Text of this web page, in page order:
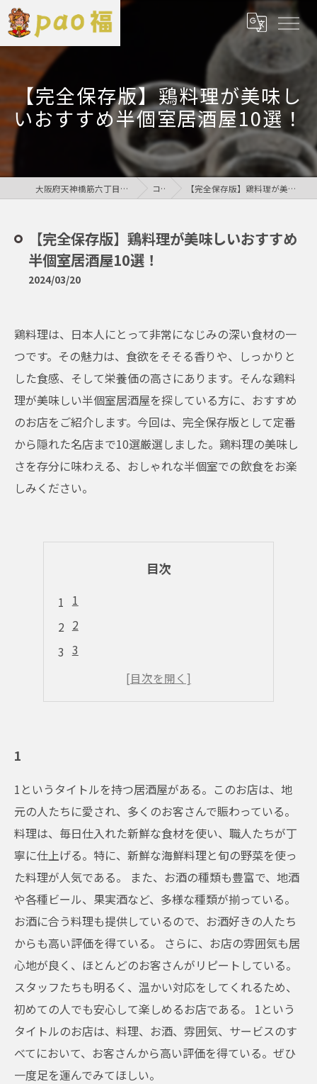
【完全保存版】鶏料理が美味し
いおすすめ半個室居酒屋10選！
大阪府天神橋筋六丁目の居酒屋なら鶏居酒屋pao福 コラム 【完全保存版】鶏料理が美味しいおすすめ半個室居酒屋10選！
【完全保存版】鶏料理が美味しいおすすめ
半個室居酒屋10選！
2024/03/20
鶏料理は、日本人にとって非常になじみの深い食材の一
つです。その魅力は、食欲をそそる香りや、しっかりと
した食感、そして栄養価の高さにあります。そんな鶏料
理が美味しい半個室居酒屋を探している方に、おすすめ
のお店をご紹介します。今回は、完全保存版として定番
から隠れた名店まで10選厳選しました。鶏料理の美味し
さを存分に味わえる、おしゃれな半個室での飲食をお楽
しみください。
目次
1
2
3
5
1
1というタイトルを持つ居酒屋がある。このお店は、地
元の人たちに愛され、多くのお客さんで賑わっている。
料理は、毎日仕入れた新鮮な食材を使い、職人たちが丁
寧に仕上げる。特に、新鮮な海鮮料理と旬の野菜を使っ
た料理が人気である。 また、お酒の種類も豊富で、地酒
や各種ビール、果実酒など、多様な種類が揃っている。
お酒に合う料理も提供しているので、お酒好きの人たち
からも高い評価を得ている。 さらに、お店の雰囲気も居
心地が良く、ほとんどのお客さんがリピートしている。
スタッフたちも明るく、温かい対応をしてくれるため、
初めての人でも安心して楽しめるお店である。 1という
タイトルのお店は、料理、お酒、雰囲気、サービスのす
べてにおいて、お客さんから高い評価を得ている。ぜひ
一度足を運んでみてほしい。